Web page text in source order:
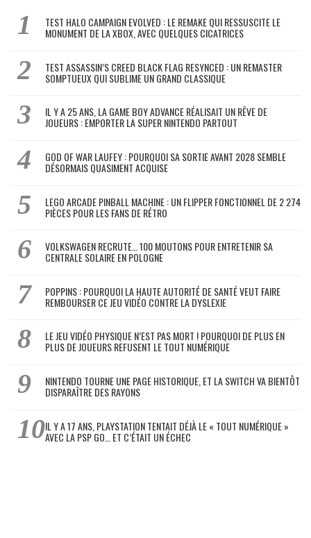
TEST HALO CAMPAIGN EVOLVED : LE REMAKE QUI RESSUSCITE LE
MONUMENT DE LA XBOX, AVEC QUELQUES CICATRICES
TEST ASSASSIN’S CREED BLACK FLAG RESYNCED : UN REMASTER
SOMPTUEUX QUI SUBLIME UN GRAND CLASSIQUE
IL Y A 25 ANS, LA GAME BOY ADVANCE RÉALISAIT UN RÊVE DE
JOUEURS : EMPORTER LA SUPER NINTENDO PARTOUT
GOD OF WAR LAUFEY : POURQUOI SA SORTIE AVANT 2028 SEMBLE
DÉSORMAIS QUASIMENT ACQUISE
LEGO ARCADE PINBALL MACHINE : UN FLIPPER FONCTIONNEL DE 2 274
PIÈCES POUR LES FANS DE RÉTRO
VOLKSWAGEN RECRUTE… 100 MOUTONS POUR ENTRETENIR SA
CENTRALE SOLAIRE EN POLOGNE
POPPINS : POURQUOI LA HAUTE AUTORITÉ DE SANTÉ VEUT FAIRE
REMBOURSER CE JEU VIDÉO CONTRE LA DYSLEXIE
LE JEU VIDÉO PHYSIQUE N’EST PAS MORT ! POURQUOI DE PLUS EN
PLUS DE JOUEURS REFUSENT LE TOUT NUMÉRIQUE
NINTENDO TOURNE UNE PAGE HISTORIQUE, ET LA SWITCH VA BIENTÔT
DISPARAÎTRE DES RAYONS
IL Y A 17 ANS, PLAYSTATION TENTAIT DÉJÀ LE « TOUT NUMÉRIQUE »
AVEC LA PSP GO… ET C’ÉTAIT UN ÉCHEC